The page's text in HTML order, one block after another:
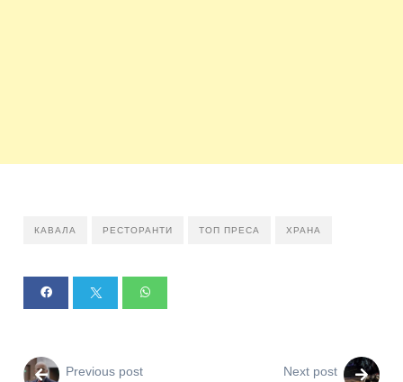
КАВАЛА РЕСТОРАНТИ ТОП ПРЕСА ХРАНА
Previous post Next post